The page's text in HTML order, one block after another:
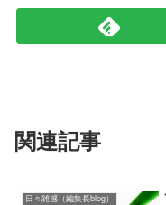
関連記事
日々雑感（編集長blog）